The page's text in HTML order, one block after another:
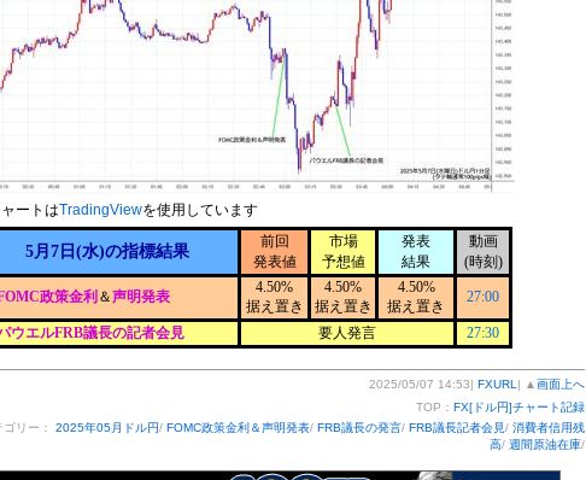
ートはTradingViewを使用しています
5月7日(水)の指標結果
前回
発表値
市場
予想値
発表
結果
動画
(時刻)
政策金利 ＆声明発表
4.50%
据え置き
4.50%
据え置き
4.50%
据え置き
27:00
ウエルFRB議長の記者会見 要人発言 27:30
2025/05/07 14:53| FXURL | ▲ 画面上へ
TOP： FX[ドル円]チャート記録
ゴリー： 2025年05月ドル円/ FOMC政策金利＆声明発表/ FRB議長の発言/ FRB議長記者会見/ 消費者信用残
高/ 週間原油在庫/